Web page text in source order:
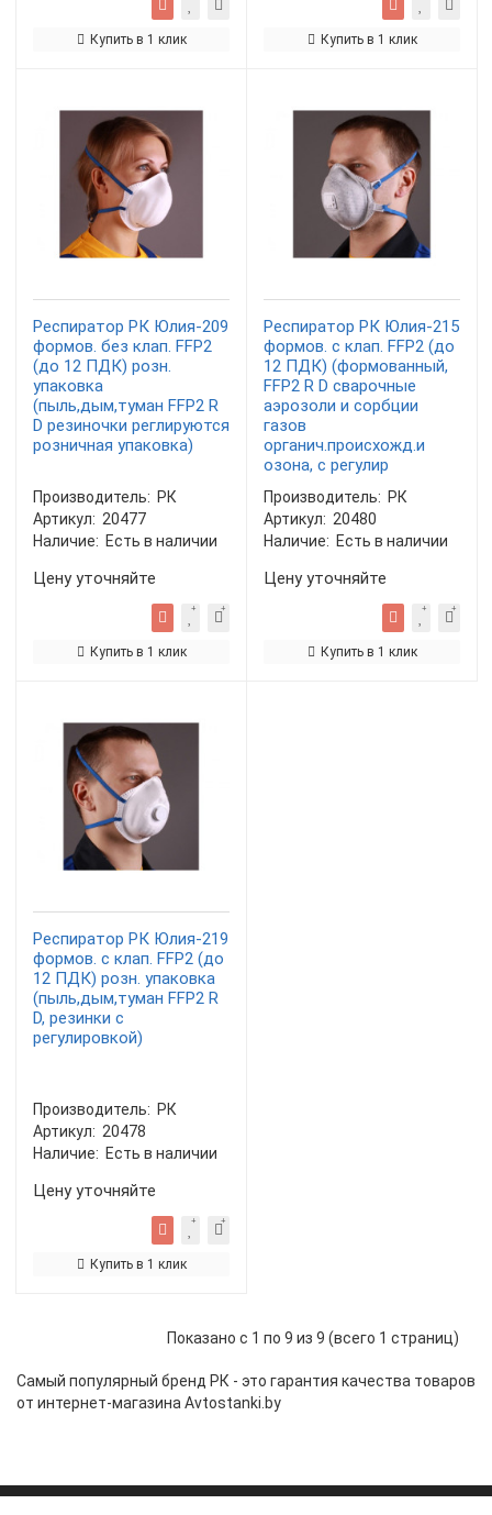
Купить в 1 клик Купить в 1 клик
Респиратор РК Юлия-209
формов. без клап. FFP2
(до 12 ПДК) розн.
упаковка
(пыль,дым,туман FFP2 R
D резиночки реглируются
розничная упаковка)
Производитель: РК
Артикул: 20477
Наличие: Есть в наличии
Цену уточняйте
Купить в 1 клик
Респиратор РК Юлия-215
формов. с клап. FFP2 (до
12 ПДК) (формованный,
FFP2 R D сварочные
аэрозоли и сорбции
газов
органич.происхожд.и
озона, с регулир
Производитель: РК
Артикул: 20480
Наличие: Есть в наличии
Цену уточняйте
Купить в 1 клик
Респиратор РК Юлия-219
формов. с клап. FFP2 (до
12 ПДК) розн. упаковка
(пыль,дым,туман FFP2 R
D, резинки с
регулировкой)
Производитель: РК
Артикул: 20478
Наличие: Есть в наличии
Цену уточняйте
Купить в 1 клик
Показано с 1 по 9 из 9 (всего 1 страниц)
Самый популярный бренд РК - это гарантия качества товаров
от интернет-магазина Avtostanki.by